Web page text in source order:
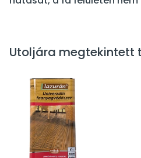
Utoljára megtekintett